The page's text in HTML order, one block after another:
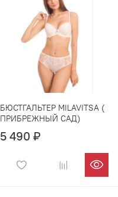
БЮСТГАЛЬТЕР MILAVITSA (
ПРИБРЕЖНЫЙ САД)
5 490 ₽